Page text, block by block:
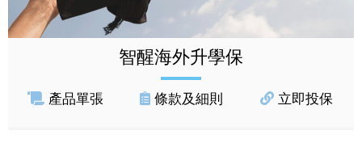
智醒海外升學保
產品單張 條款及細則 立即投保